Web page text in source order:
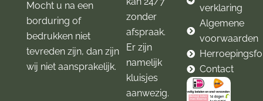
Mocht u na een
borduring of
bedrukken niet
tevreden zijn, dan zijn
wij niet aansprakelijk.
zonder
afspraak.
Er zijn
namelijk
kluisjes
aanwezig.
verklaring
Algemene
voorwaarden
Contact